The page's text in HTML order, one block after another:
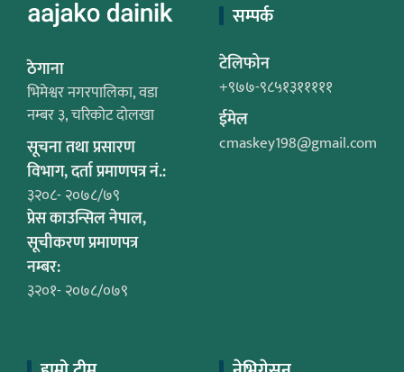
ठेगाना
भिमेश्वर नगरपालिका, वडा
नम्बर ३, चरिकोट दोलखा
सूचना तथा प्रसारण
विभाग, दर्ता प्रमाणपत्र नं.:
३२०८- २०७८/७९
प्रेस काउन्सिल नेपाल,
सूचीकरण प्रमाणपत्र
नम्बर:
३२०१- २०७८/०७९
सम्पर्क
टेलिफोन
+९७७-९८५१३१११११
ईमेल
cmaskey198@gmail.com